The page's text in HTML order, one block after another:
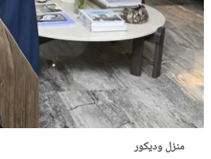
منزل وديكور